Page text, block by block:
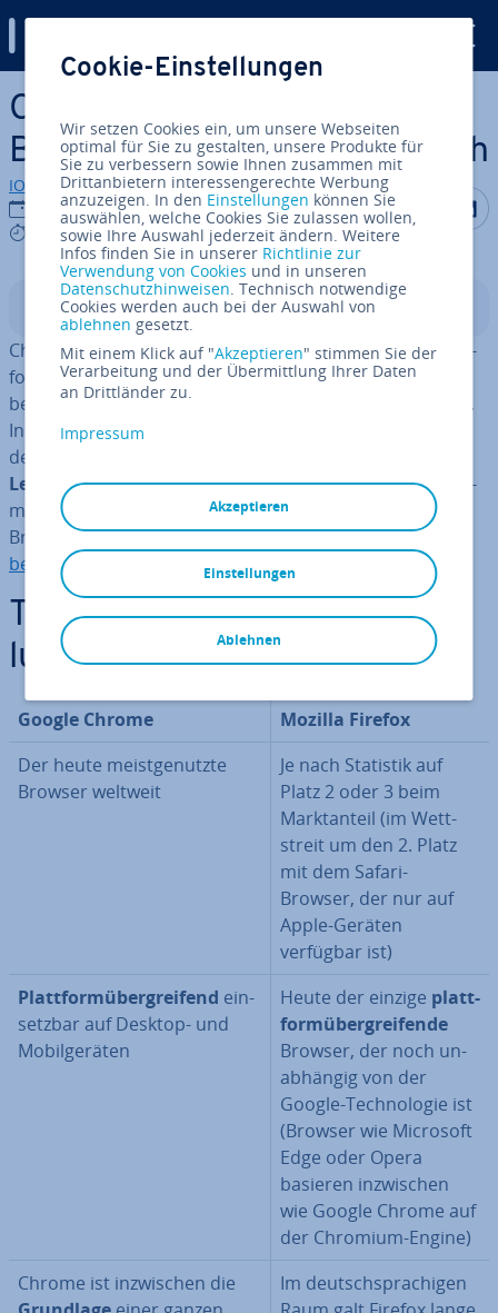
Zum Haupt­in­halt springen
Chrome vs. Firefox: Die zwei
Browser im direkten Vergleich
IONOS Redaktion
05.01.2023
8 mins
Auf Auf
In­halts­ver­zeich­nis
Chrome und Firefox sind weltweit die be­lieb­tes­ten platt­
form­über­grei­fen­den Web­brow­ser. Ein guter Grund, die
beiden in einem direkten Vergleich ge­gen­über­zu­stel­len.
In diesem Beitrag ver­glei­chen wir Firefox vs. Chrome in
den Bereichen
Leistung, Sta­bi­li­tätundUsabilityan. All­ge­mei­ne In­for­
ma­tio­nen und einen Überblick zu allen aktuellen
Browsern finden Sie in unsererÜbersicht über die
besten Browser
Ta­bel­la­ri­sche Ge­gen­über­stel­
lung: Firefox vs. Chrome
Google Chrome
Mozilla Firefox
Der heute meist­ge­nutz­te
Browser weltweit
Je nach Statistik auf
Platz 2 oder 3 beim
Markt­an­teil (im Wett­
streit um den 2. Platz
mit dem Safari-
Browser, der nur auf
Apple-Geräten
verfügbar ist)
Platt­form­über­grei­fend ein­
setz­bar auf Desktop- und
Mo­bil­ge­rä­ten
Heute der einzige platt­
form­über­grei­fen­de
Browser, der noch un­
ab­hän­gig von der
Google-Tech­no­lo­gie ist
(Browser wie Microsoft
Edge oder Opera
basieren in­zwi­schen
wie Google Chrome auf
der Chromium-Engine)
Chrome ist in­zwi­schen die
Im deutsch­spra­chi­gen
Cookie-Einstellungen
Wir setzen Cookies ein, um unsere Webseiten
optimal für Sie zu gestalten, unsere Produkte für
Sie zu verbessern sowie Ihnen zusammen mit
Drittanbietern interessengerechte Werbung
anzuzeigen. In den Einstellungen können Sie
auswählen, welche Cookies Sie zulassen wollen,
sowie Ihre Auswahl jederzeit ändern. Weitere
Infos finden Sie in unserer Richtlinie zur
Verwendung von Cookies und in unseren
Datenschutzhinweisen. Technisch notwendige
Cookies werden auch bei der Auswahl von
ablehnen gesetzt.
Mit einem Klick auf "Akzeptieren" stimmen Sie der
Verarbeitung und der Übermittlung Ihrer Daten
an Drittländer zu.
Impressum
Akzeptieren
Ablehnen
Einstellungen